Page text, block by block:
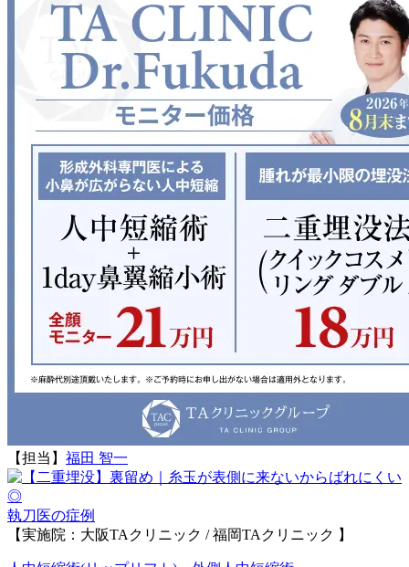
【担当】 福田 智一
執刀医の症例
【実施院：大阪TAクリニック / 福岡TAクリニック 】